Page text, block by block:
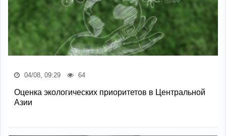
04/08, 09:29 64
Оценка экологических приоритетов в Центральной
Азии